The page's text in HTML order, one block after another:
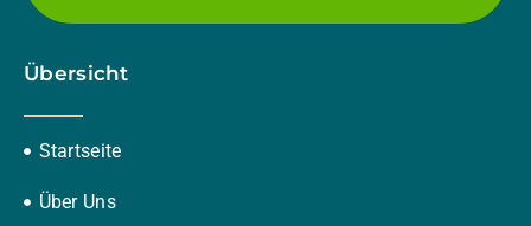
Übersicht
Startseite
Über Uns